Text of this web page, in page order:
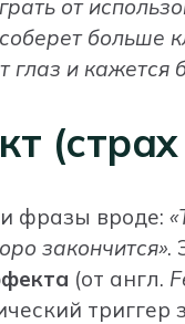
от
больше
глаз и кажется
фразы вроде:
закончится».
(от англ.